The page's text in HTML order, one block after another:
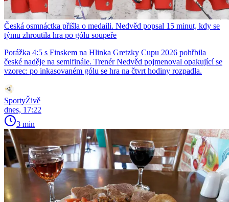
Česká osmnáctka přišla o medaili. Nedvěd popsal 15 minut, kdy se
týmu zhroutila hra po gólu soupeře
Porážka 4:5 s Finskem na Hlinka Gretzky Cupu 2026 pohřbila
české naděje na semifinále. Trenér Nedvěd pojmenoval opakující se
vzorec: po inkasovaném gólu se hra na čtvrt hodiny rozpadla.
SportyŽivě
dnes, 17:22
3 min